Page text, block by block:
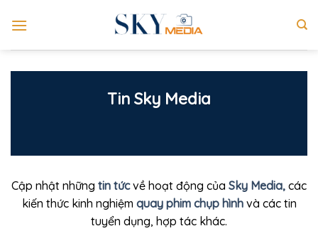
Tin Sky Media
Cập nhật những tin tứcvề hoạt động của Sky Media, các
kiến thức kinh nghiệm quay phim chụp hìnhvà các tin
tuyển dụng, hợp tác khác.